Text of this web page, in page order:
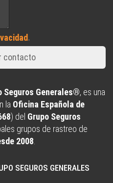
.
contacto
Seguros Generales®, es una
la Oficina Española de
) del Grupo Seguros
grupos de rastreo de
2008.
SEGUROS GENERALES